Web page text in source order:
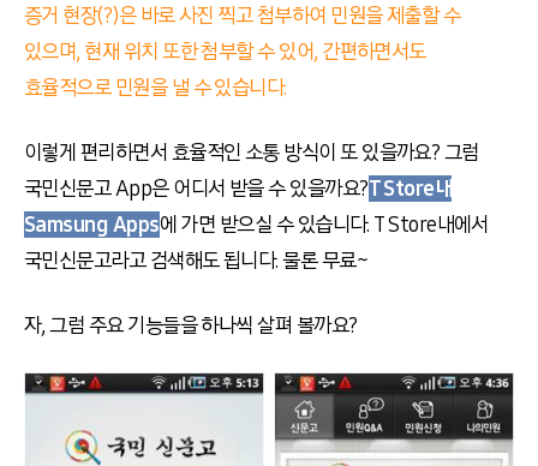
증거 현장(?)은 바로 사진 찍고 첨부하여 민원을 제출할 수
있으며, 현재 위치 또한 첨부할 수 있어, 간편하면서도
효율적으로 민원을 낼 수 있습니다.
이렇게 편리하면서 효율적인 소통 방식이 또 있을까요? 그럼
국민신문고 App은 어디서 받을 수 있을까요?T Store내
Samsung Apps에 가면 받으실 수 있습니다. T Store내에서
국민신문고라고 검색해도 됩니다. 물론 무료~
자, 그럼 주요 기능들을 하나씩 살펴 볼까요?